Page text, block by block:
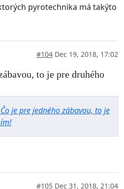
pyrotechnika má takýto
#104 Dec 19, 2018, 17:02
to je pre druhého
je pre jedného zábavou, to je
#105 Dec 31, 2018, 21:04